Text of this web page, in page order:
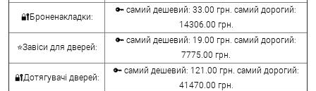
🔐Броненакладки:
🔑 самий дешевий: 33.00 грн. самий дорогий:
14306.00 грн.
⭐Завіси для дверей:
🔑 самий дешевий: 19.00 грн. самий дорогий:
7775.00 грн.
🔐Дотягувачі дверей:
🔑 самий дешевий: 121.00 грн. самий дорогий:
41470.00 грн.